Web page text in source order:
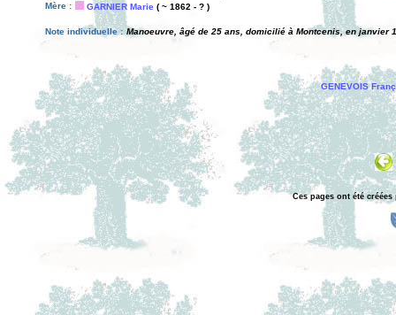
Mère :
GARNIER Marie ( ~ 1862 - ? )
Note individuelle : Manoeuvre, âgé de 25 ans, domicilié à Montcenis, en janvier
GENEVOIS
Ces pages ont été